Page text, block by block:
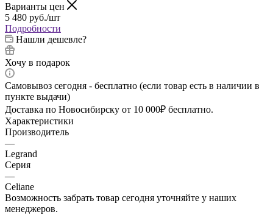
Варианты цен
5 480 руб./шт
Подробности
Нашли дешевле?
Хочу в подарок
Самовывоз сегодня - бесплатно (если товар есть в наличии в
пункте выдачи)
Доставка по Новосибирску от 10 000₽ бесплатно.
Характеристики
Производитель
—
Legrand
Серия
—
Celiane
Возможность забрать товар сегодня уточняйте у наших
менеджеров.